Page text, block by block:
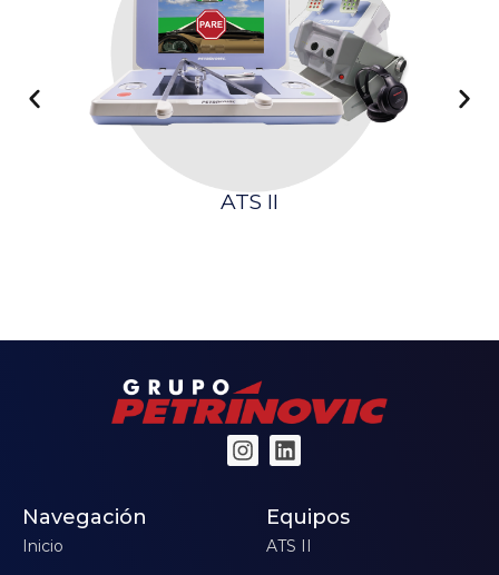
ATS II
Navegación
Inicio
Equipos
ATS II